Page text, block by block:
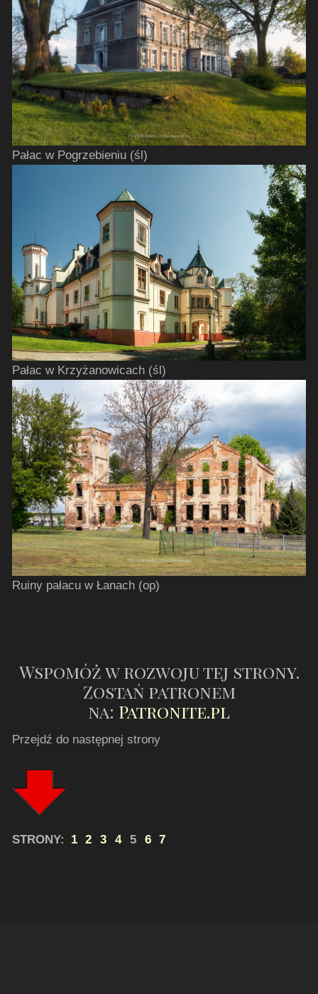
Pałac w Pogrzebieniu (śl)
Pałac w Krzyżanowicach (śl)
Ruiny pałacu w Łanach (op)
Wspomóż w rozwoju tej strony.
Zostań patronem
na: Patronite.pl
Przejdź do następnej strony
STRONY: 1 2 3 4 5 6 7